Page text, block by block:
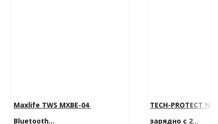
Maxlife TWS MXBE-04
Bluetooth...
TECH-PROTECT
зарядно с 2...